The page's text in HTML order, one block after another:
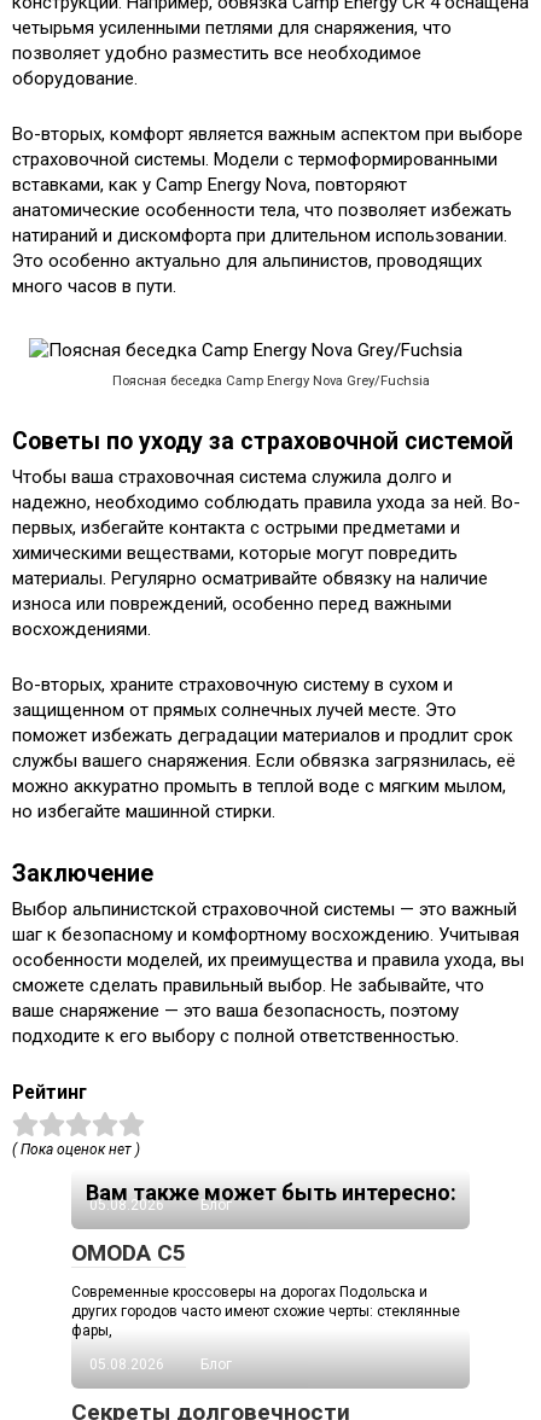
четырьмя усиленными петлями для снаряжения, что
позволяет удобно разместить все необходимое
оборудование.
Во-вторых, комфорт является важным аспектом при выборе
страховочной системы. Модели с термоформированными
вставками, как у Camp Energy Nova, повторяют
анатомические особенности тела, что позволяет избежать
натираний и дискомфорта при длительном использовании.
Это особенно актуально для альпинистов, проводящих
много часов в пути.
Поясная беседка Camp Energy Nova Grey/Fuchsia
Советы по уходу за страховочной системой
Чтобы ваша страховочная система служила долго и
надежно, необходимо соблюдать правила ухода за ней. Во-
первых, избегайте контакта с острыми предметами и
химическими веществами, которые могут повредить
материалы. Регулярно осматривайте обвязку на наличие
износа или повреждений, особенно перед важными
восхождениями.
Во-вторых, храните страховочную систему в сухом и
защищенном от прямых солнечных лучей месте. Это
поможет избежать деградации материалов и продлит срок
службы вашего снаряжения. Если обвязка загрязнилась, её
можно аккуратно промыть в теплой воде с мягким мылом,
но избегайте машинной стирки.
Заключение
Выбор альпинистской страховочной системы — это важный
шаг к безопасному и комфортному восхождению. Учитывая
особенности моделей, их преимущества и правила ухода, вы
сможете сделать правильный выбор. Не забывайте, что
ваше снаряжение — это ваша безопасность, поэтому
подходите к его выбору с полной ответственностью.
Рейтинг
( Пока оценок нет )
Вам также может быть интересно:
05.08.2026 Блог
OMODA C5
Современные кроссоверы на дорогах Подольска и
других городов часто имеют схожие черты: стеклянные
фары,
05.08.2026
Блог
Секреты долговечности